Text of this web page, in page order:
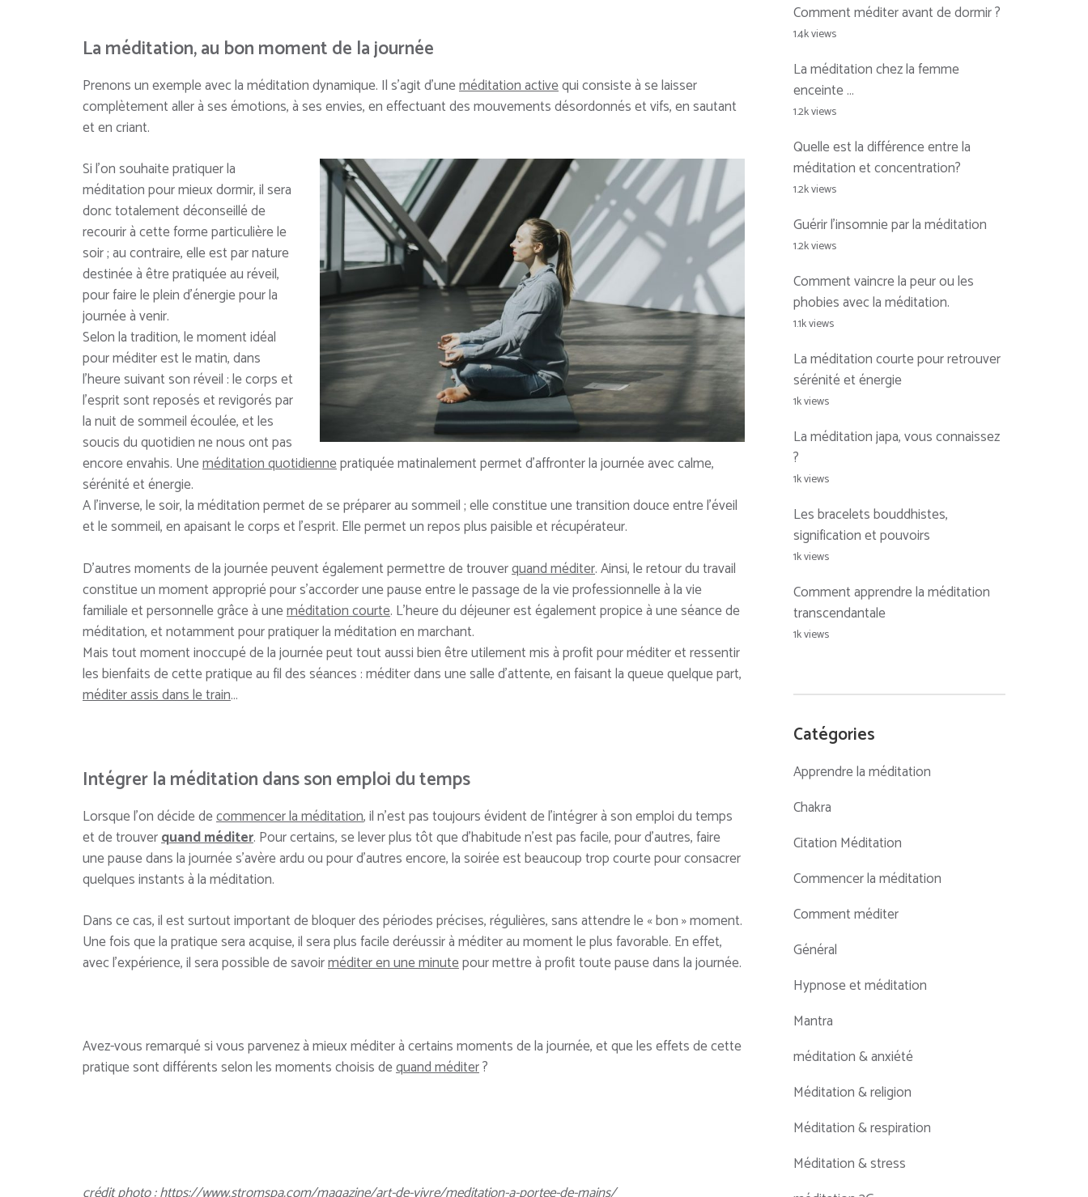
La méditation, au bon moment de la journée
Prenons un exemple avec la méditation dynamique. Il s’agit d’uneméditation activequi consiste à se laisser
complètement aller à ses émotions, à ses envies, en effectuant des mouvements désordonnés et vifs, en sautant
et en criant.
Si l’on souhaite pratiquer la
méditation pour mieux dormir, il sera
donc totalement déconseillé de
recourir à cette forme particulière le
soir ; au contraire, elle est par nature
destinée à être pratiquée au réveil,
pour faire le plein d’énergie pour la
journée à venir.
Selon la tradition, le moment idéal
pour méditer est le matin, dans
l’heure suivant son réveil : le corps et
l’esprit sont reposés et revigorés par
la nuit de sommeil écoulée, et les
soucis du quotidien ne nous ont pas
encore envahis. Uneméditation quotidiennepratiquée matinalement permet d’affronter la journée avec calme,
sérénité et énergie.
A l’inverse, le soir, la méditation permet de se préparer au sommeil ; elle constitue une transition douce entre l’éveil
et le sommeil, en apaisant le corps et l’esprit. Elle permet un repos plus paisible et récupérateur.
D’autres moments de la journée peuvent également permettre de trouverquand méditer. Ainsi, le retour du travail
constitue un moment approprié pour s’accorder une pause entre le passage de la vie professionnelle à la vie
familiale et personnelle grâce à uneméditation courte. L’heure du déjeuner est également propice à une séance de
méditation, et notamment pour pratiquer la méditation en marchant.
Mais tout moment inoccupé de la journée peut tout aussi bien être utilement mis à profit pour méditer et ressentir
les bienfaits de cette pratique au fil des séances : méditer dans une salle d’attente, en faisant la queue quelque part,
méditer assis dans le train…
Intégrer la méditation dans son emploi du temps
Lorsque l’on décide decommencer la méditation, il n’est pas toujours évident de l’intégrer à son emploi du temps
et de trouverquand méditer. Pour certains, se lever plus tôt que d’habitude n’est pas facile, pour d’autres, faire
une pause dans la journée s’avère ardu ou pour d’autres encore, la soirée est beaucoup trop courte pour consacrer
quelques instants à la méditation.
Dans ce cas, il est surtout important de bloquer des périodes précises, régulières, sans attendre le « bon » moment.
Une fois que la pratique sera acquise, il sera plus facile deréussir à méditer au moment le plus favorable. En effet,
avec l’expérience, il sera possible de savoirméditer en une minutepour mettre à profit toute pause dans la journée.
Avez-vous remarqué si vous parvenez à mieux méditer à certains moments de la journée, et que les effets de cette
pratique sont différents selon les moments choisis dequand méditer?
Comment méditer avant de dormir ?
1.4k views
La méditation chez la femme
enceinte …
1.2k views
Quelle est la différence entre la
méditation et concentration?
1.2k views
Guérir l’insomnie par la méditation
1.2k views
Comment vaincre la peur ou les
phobies avec la méditation.
1.1k views
La méditation courte pour retrouver
sérénité et énergie
1k views
La méditation japa, vous connaissez
?
1k views
Les bracelets bouddhistes,
signification et pouvoirs
1k views
Comment apprendre la méditation
transcendantale
1k views
Catégories
Apprendre la méditation
Chakra
Citation Méditation
Commencer la méditation
Comment méditer
Général
Hypnose et méditation
Mantra
méditation & anxiété
Méditation & religion
Méditation & respiration
Méditation & stress